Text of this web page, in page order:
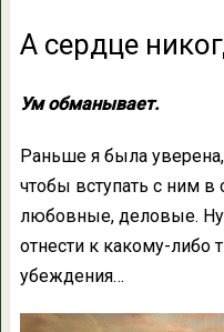
А сердце
Ум обманывает.
Раньше я была уверена,
чтобы вступать с ним
любовные, деловые.
отнести к какому-либо
убеждения…